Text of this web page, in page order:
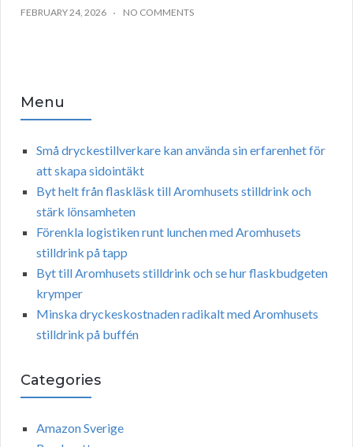
FEBRUARY 24, 2026 NO COMMENTS
Menu
Små dryckestillverkare kan använda sin erfarenhet för
att skapa sidointäkt
Byt helt från flaskläsk till Aromhusets stilldrink och
stärk lönsamheten
Förenkla logistiken runt lunchen med Aromhusets
stilldrink på tapp
Byt till Aromhusets stilldrink och se hur flaskbudgeten
krymper
Minska dryckeskostnaden radikalt med Aromhusets
stilldrink på buffén
Categories
Amazon Sverige